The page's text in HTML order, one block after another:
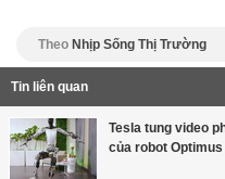
Theo Nhịp Sống Thị Trường
Tin liên quan
Tesla tung video
của robot Optimus